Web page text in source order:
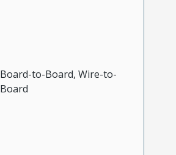
Board-to-Board, Wire-to-
Board